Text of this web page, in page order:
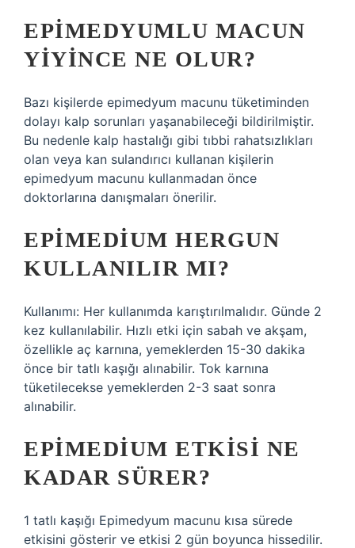
EPIMEDYUMLU MACUN
YIYINCE NE OLUR?
Bazı kişilerde epimedyum macunu tüketiminden
dolayı kalp sorunları yaşanabileceği bildirilmiştir.
Bu nedenle kalp hastalığı gibi tıbbi rahatsızlıkları
olan veya kan sulandırıcı kullanan kişilerin
epimedyum macunu kullanmadan önce
doktorlarına danışmaları önerilir.
EPIMEDIUM HERGUN
KULLANILIR MI?
Kullanımı: Her kullanımda karıştırılmalıdır. Günde 2
kez kullanılabilir. Hızlı etki için sabah ve akşam,
özellikle aç karnına, yemeklerden 15-30 dakika
önce bir tatlı kaşığı alınabilir. Tok karnına
tüketilecekse yemeklerden 2-3 saat sonra
alınabilir.
EPIMEDIUM ETKISI NE
KADAR SÜRER?
1 tatlı kaşığı Epimedyum macunu kısa sürede
etkisini gösterir ve etkisi 2 gün boyunca hissedilir.